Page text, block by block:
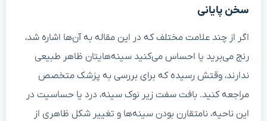
سخن پایانی
اگر از چند علامت مختلف که در این مقاله به آن‌ها اشاره شد،
رنج می‌برید یا احساس می‌کنید سینه‌هایتان ظاهر طبیعی
ندارند، وقتش رسیده که برای بررسی به پزشک متخصص
مراجعه کنید. بافت سفت زیر نوک سینه، درد یا حساسیت در
این ناحیه، نامتقارن بودن سینه‌ها و تغییر شکل ظاهری از